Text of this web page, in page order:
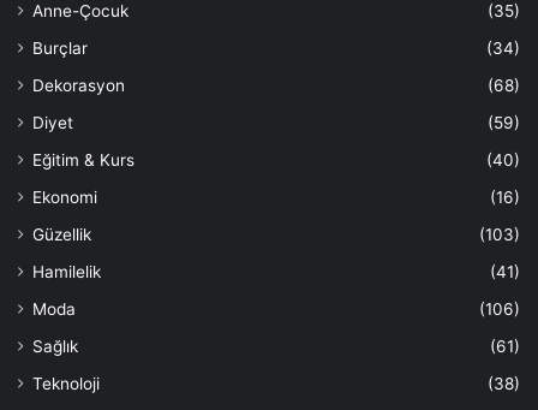
Anne-Çocuk
(35)
Burçlar
(34)
Dekorasyon
(68)
Diyet
(59)
Eğitim & Kurs
(40)
Ekonomi
(16)
Güzellik
(103)
Hamilelik
(41)
Moda
(106)
Sağlık
(61)
Teknoloji
(38)